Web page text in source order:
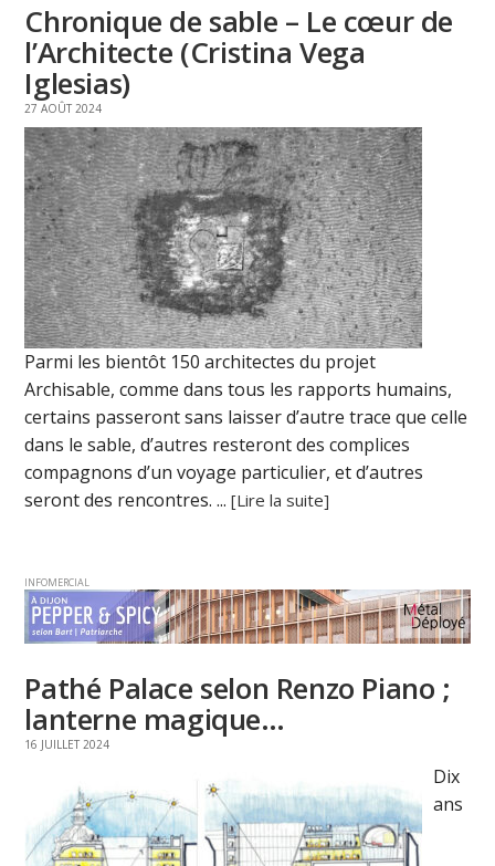
Chronique de sable – Le cœur de
l’Architecte (Cristina Vega
Iglesias)
27 AOÛT 2024
Parmi les bientôt 150 architectes du projet
Archisable, comme dans tous les rapports humains,
certains passeront sans laisser d’autre trace que celle
dans le sable, d’autres resteront des complices
compagnons d’un voyage particulier, et d’autres
seront des rencontres. ...[Lire la suite]
INFOMERCIAL
Pathé Palace selon Renzo Piano ;
lanterne magique…
16 JUILLET 2024
Dix
ans